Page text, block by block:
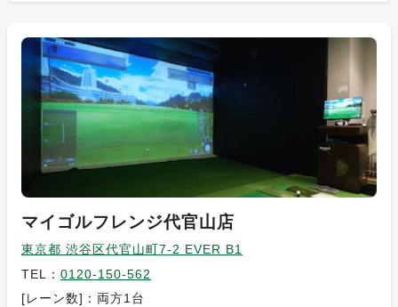
マイゴルフレンジ代官山店
東京都 渋谷区代官山町7-2 EVER B1
TEL： 0120-150-562
[レーン数]：両方1台